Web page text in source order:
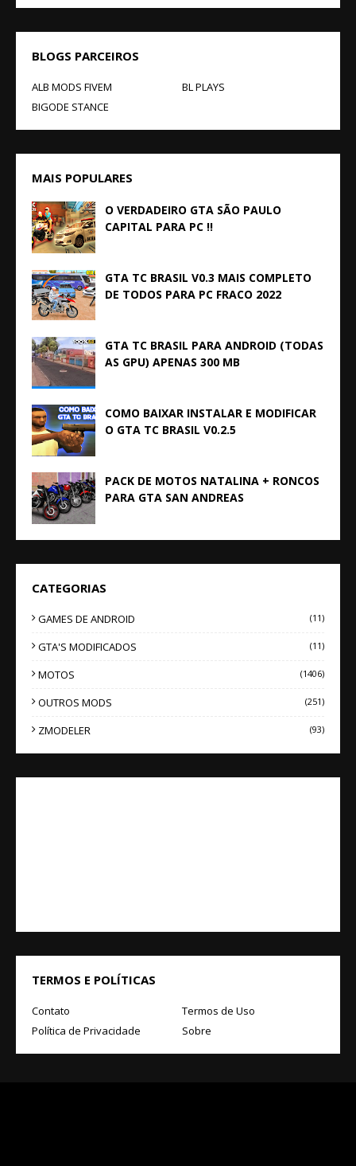
BLOGS PARCEIROS
ALB MODS FIVEM
BL PLAYS
BIGODE STANCE
MAIS POPULARES
O VERDADEIRO GTA SÃO PAULO
CAPITAL PARA PC !!
GTA TC BRASIL V0.3 MAIS COMPLETO
DE TODOS PARA PC FRACO 2022
GTA TC BRASIL PARA ANDROID (TODAS
AS GPU) APENAS 300 MB
COMO BAIXAR INSTALAR E MODIFICAR
O GTA TC BRASIL V0.2.5
PACK DE MOTOS NATALINA + RONCOS
PARA GTA SAN ANDREAS
CATEGORIAS
GAMES DE ANDROID (11)
GTA'S MODIFICADOS (11)
MOTOS (1406)
OUTROS MODS (251)
ZMODELER (93)
TERMOS E POLÍTICAS
Contato
Termos de Uso
Política de Privacidade
Sobre